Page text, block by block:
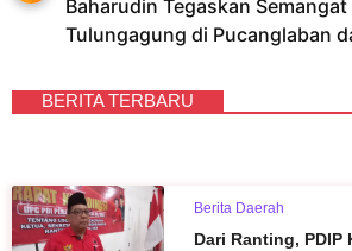
Baharudin Tegaskan
Tulungagung di Pucanglaban
BERITA TERBARU
Berita Daerah
Dari Ranting,